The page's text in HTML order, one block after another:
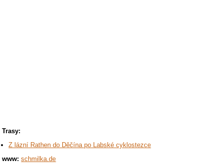
Trasy:
Z lázní Rathen do Děčína po Labské cyklostezce
www: schmilka.de